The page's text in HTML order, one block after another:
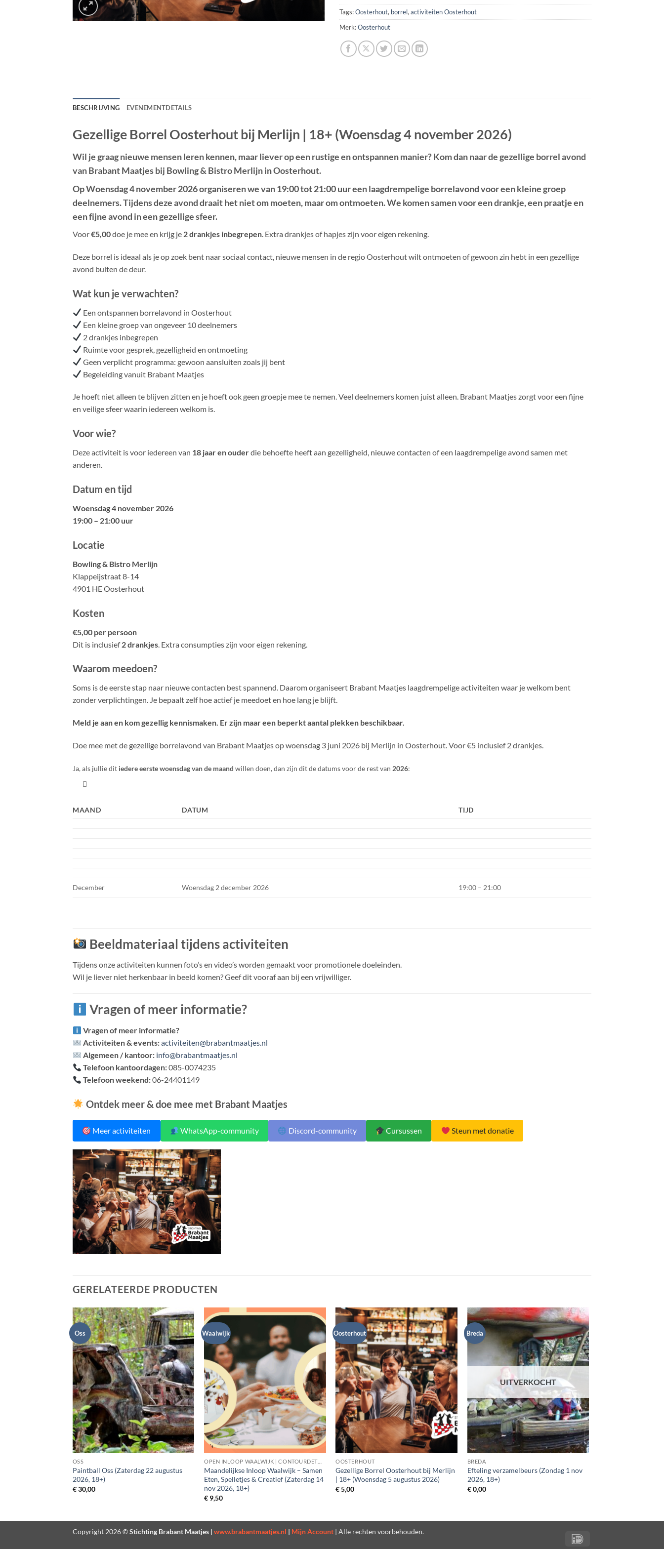
Tags:Oosterhout, borrel, activiteiten Oosterhout
Merk:Oosterhout
BESCHRIJVING EVENEMENTDETAILS
Gezellige Borrel Oosterhout bij Merlijn | 18+ (Woensdag 4 november 2026)
Wil je graag nieuwe mensen leren kennen, maar liever op een rustige en ontspannen manier? Kom dan naar degezellige borrel avond
van Brabant Maatjes bij Bowling & Bistro Merlijn in Oosterhout.
OpWoensdag 4 november 2026organiseren we van19:00 tot 21:00 uureen laagdrempelige borrelavond voor een kleine groep
deelnemers. Tijdens deze avond draait het niet om moeten, maar om ontmoeten. We komen samen voor een drankje, een praatje en
een fijne avond in een gezellige sfeer.
Voor€5,00doe je mee en krijg je 2 drankjes inbegrepen. Extra drankjes of hapjes zijn voor eigen rekening.
Deze borrel is ideaal als je op zoek bent naar sociaal contact, nieuwe mensen in de regio Oosterhout wilt ontmoeten of gewoon zin hebt in een gezellige
avond buiten de deur.
Wat kun je verwachten?
Een ontspannen borrelavond in Oosterhout
Een kleine groep van ongeveer 10 deelnemers
2 drankjes inbegrepen
Ruimte voor gesprek, gezelligheid en ontmoeting
Geen verplicht programma: gewoon aansluiten zoals jij bent
Begeleiding vanuit Brabant Maatjes
Je hoeft niet alleen te blijven zitten en je hoeft ook geen groepje mee te nemen. Veel deelnemers komen juist alleen. Brabant Maatjes zorgt voor een fijne
en veilige sfeer waarin iedereen welkom is.
Voor wie?
Deze activiteit is voor iedereen van 18 jaar en ouderdie behoefte heeft aan gezelligheid, nieuwe contacten of een laagdrempelige avond samen met
anderen.
Datum en tijd
Woensdag 4 november 2026
19:00 – 21:00 uur
Locatie
Bowling & Bistro Merlijn
Klappeijstraat 8-14
4901 HE Oosterhout
Kosten
€5,00 per persoon
Dit is inclusief2 drankjes . Extra consumpties zijn voor eigen rekening.
Waarom meedoen?
Soms is de eerste stap naar nieuwe contacten best spannend. Daarom organiseert Brabant Maatjes laagdrempelige activiteiten waar je welkom bent
zonder verplichtingen. Je bepaalt zelf hoe actief je meedoet en hoe lang je blijft.
Meld je aan en kom gezellig kennismaken. Er zijn maar een beperkt aantal plekken beschikbaar.
Doe mee met de gezellige borrelavond van Brabant Maatjes op woensdag 3 juni 2026 bij Merlijn in Oosterhout. Voor €5 inclusief 2 drankjes.
Ja, als jullie dit iedere eerste woensdag van de maand willen doen, dan zijn dit de datums voor de rest van 2026:

MAAND DATUM TIJD
December Woensdag 2 december 2026 19:00 – 21:00
Beeldmateriaal tijdens activiteiten
Tijdens onze activiteiten kunnen foto’s en video’s worden gemaakt voor promotionele doeleinden.
Wil je liever niet herkenbaar in beeld komen? Geef dit vooraf aan bij een vrijwilliger.
Vragen of meer informatie?
Vragen of meer informatie?
Activiteiten & events:activiteiten@brabantmaatjes.nl
Algemeen / kantoor: info@brabantmaatjes.nl
Telefoon kantoordagen:085-0074235
Telefoon weekend:06-24401149
Ontdek meer & doe mee met Brabant Maatjes
Meer activiteiten WhatsApp-community Discord-community Cursussen Steun met donatie
GERELATEERDE PRODUCTEN
Oss
OSS
Paintball Oss (Zaterdag 22 augustus
2026, 18+)
€30,00
Waalwijk
OPEN INLOOP WAALWIJK | CONTOURDETWERN
Maandelijkse Inloop Waalwijk – Samen
Eten, Spelletjes & Creatief (Zaterdag 14
nov 2026, 18+)
€ 9,50
Oosterhout
OOSTERHOUT
Gezellige Borrel Oosterhout bij Merlijn
| 18+ (Woensdag 5 augustus 2026)
€5,00
Breda
UITVERKOCHT
BREDA
Efteling verzamelbeurs (Zondag 1 nov
2026, 18+)
€0,00
Copyright 2026 ©Stichting Brabant Maatjes | www.brabantmaatjes.nl | Mijn Account | Alle rechten voorbehouden.